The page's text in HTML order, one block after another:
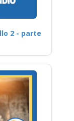
2 - parte